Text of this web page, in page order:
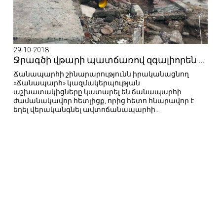
29-10-2018
Ջրագծի վթարի պատճառով զգալիորեն վնասվել է միջպետական ավտոճանապարհը
Ճանապարհի շինարարությունն իրականացնող
«Ճանապարհ» կազմակերպության
աշխատակիցները կատարել են ճանապարհի
ժամանակավոր հետլիցք, որից հետո հնարավոր է
եղել վերականգնել ավտոճանապարհի